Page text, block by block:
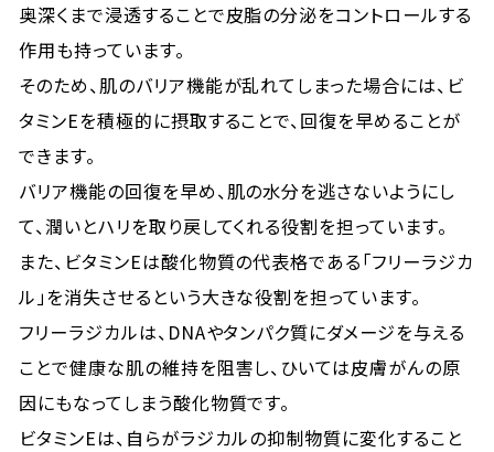
奥深くまで浸透することで皮脂の分泌をコントロールする
作用も持っています。
そのため、肌のバリア機能が乱れてしまった場合には、ビ
タミンEを積極的に摂取することで、回復を早めることが
できます。
バリア機能の回復を早め、肌の水分を逃さないようにし
て、潤いとハリを取り戻してくれる役割を担っています。
また、ビタミンEは酸化物質の代表格である「フリーラジカ
ル」を消失させるという大きな役割を担っています。
フリーラジカルは、DNAやタンパク質にダメージを与える
ことで健康な肌の維持を阻害し、ひいては皮膚がんの原
因にもなってしまう酸化物質です。
ビタミンEは、自らがラジカルの抑制物質に変化すること